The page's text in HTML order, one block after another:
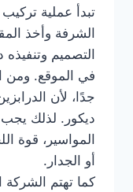
تبدأ عملية تركيب
الشرفة وأخذ
التصميم
في الموقع. ومن
جدًا، لأن
ديكور. لذلك يجب
المواسير، قوة
أو الجدار.
كما تهتم الشركة